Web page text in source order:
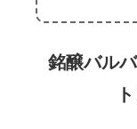
銘醸バル